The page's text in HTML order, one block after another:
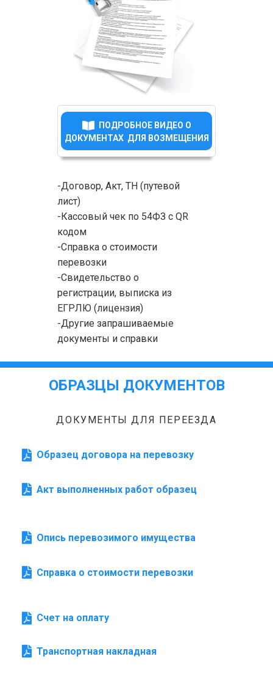
-Договор, Акт, ТН (путевой
лист)
-Кассовый чек по 54ФЗ с QR
кодом
-Справка о стоимости
перевозки
-Свидетельство о
регистрации, выписка из
ЕГРЛЮ (лицензия)
-Другие запрашиваемые
документы и справки
ПОДРОБНОЕ ВИДЕО О
ДОКУМЕНТАХ ДЛЯ ВОЗМЕЩЕНИЯ
ОБРАЗЦЫ ДОКУМЕНТОВ
ДОКУМЕНТЫ ДЛЯ ПЕРЕЕЗДА
Образец договора на перевозку
Акт выполненных работ образец
Опись перевозимого имущества
Справка о стоимости перевозки
Счет на оплату
Транспортная накладная